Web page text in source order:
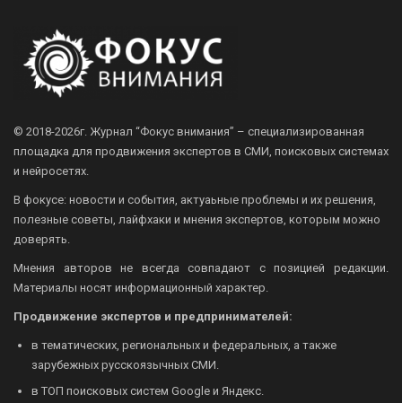
© 2018-2026г. Журнал “Фокус внимания” – специализированная
площадка для продвижения экспертов в СМИ, поисковых системах
и нейросетях.
В фокусе: новости и события, актуаьные проблемы и их решения,
полезные советы, лайфхаки и мнения экспертов, которым можно
доверять.
Мнения авторов не всегда совпадают с позицией редакции.
Материалы носят информационный характер.
Продвижение экспертов и предпринимателей:
в тематических, региональных и федеральных, а также
зарубежных русскоязычных СМИ.
в ТОП поисковых систем Google и Яндекс.